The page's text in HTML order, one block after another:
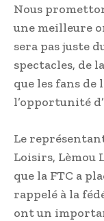
Nous
une meilleure
sera pas juste
spectacles, de
que les fans de
l’opportunité
Le
Loisirs, Lèmou
que la FTC a
rappelé à la
ont un